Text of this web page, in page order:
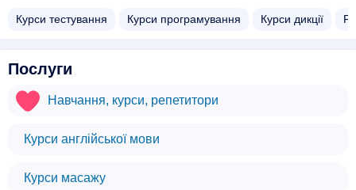
Курси тестування Курси програмування Курси дикції
Послуги
Навчання, курси, репетитори
Курси англійської мови
Курси масажу